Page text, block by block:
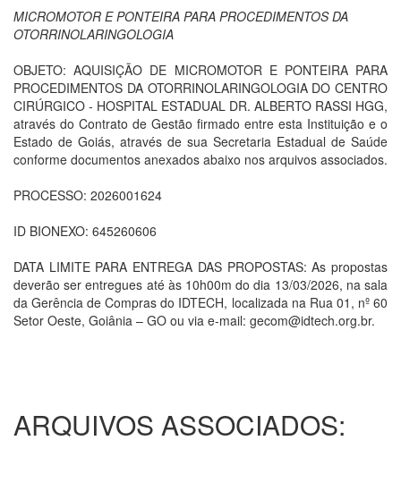
MICROMOTOR E PONTEIRA PARA PROCEDIMENTOS DA
OTORRINOLARINGOLOGIA
OBJETO: AQUISIÇÃO DE MICROMOTOR E PONTEIRA PARA
PROCEDIMENTOS DA OTORRINOLARINGOLOGIA DO CENTRO
CIRÚRGICO - HOSPITAL ESTADUAL DR. ALBERTO RASSI HGG,
através do Contrato de Gestão firmado entre esta Instituição e o
Estado de Goiás, através de sua Secretaria Estadual de Saúde
conforme documentos anexados abaixo nos arquivos associados.
PROCESSO: 2026001624
ID BIONEXO: 645260606
DATA LIMITE PARA ENTREGA DAS PROPOSTAS: As propostas
deverão ser entregues até às 10h00m do dia 13/03/2026, na sala
da Gerência de Compras do IDTECH, localizada na Rua 01, nº 60
Setor Oeste, Goiânia – GO ou via e-mail: gecom@idtech.org.br.
ARQUIVOS ASSOCIADOS: